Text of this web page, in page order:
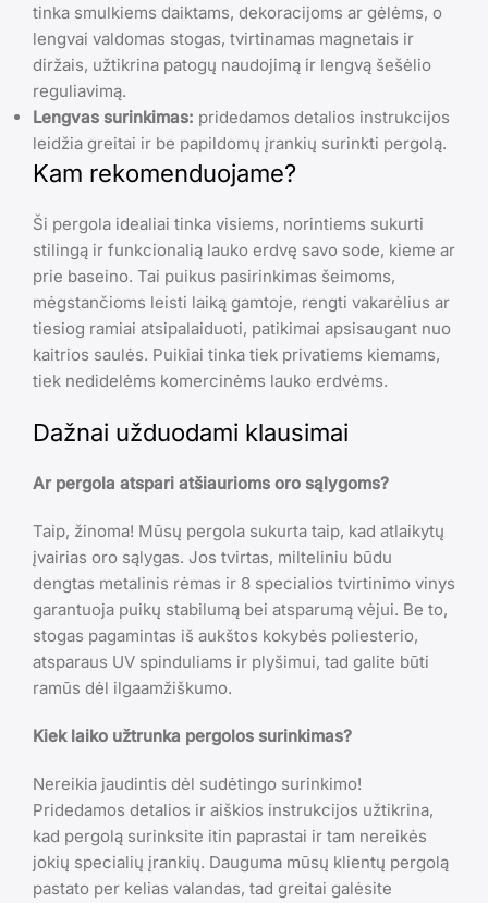
tinka smulkiems daiktams, dekoracijoms ar gėlėms, o
lengvai valdomas stogas, tvirtinamas magnetais ir
diržais, užtikrina patogų naudojimą ir lengvą šešėlio
reguliavimą.
Lengvas surinkimas: pridedamos detalios instrukcijos
leidžia greitai ir be papildomų įrankių surinkti pergolą.
Kam rekomenduojame?
Ši pergola idealiai tinka visiems, norintiems sukurti
stilingą ir funkcionalią lauko erdvę savo sode, kieme ar
prie baseino. Tai puikus pasirinkimas šeimoms,
mėgstančioms leisti laiką gamtoje, rengti vakarėlius ar
tiesiog ramiai atsipalaiduoti, patikimai apsisaugant nuo
kaitrios saulės. Puikiai tinka tiek privatiems kiemams,
tiek nedidelėms komercinėms lauko erdvėms.
Dažnai užduodami klausimai
Ar pergola atspari atšiaurioms oro sąlygoms?
Taip, žinoma! Mūsų pergola sukurta taip, kad atlaikytų
įvairias oro sąlygas. Jos tvirtas, milteliniu būdu
dengtas metalinis rėmas ir 8 specialios tvirtinimo vinys
garantuoja puikų stabilumą bei atsparumą vėjui. Be to,
stogas pagamintas iš aukštos kokybės poliesterio,
atsparaus UV spinduliams ir plyšimui, tad galite būti
ramūs dėl ilgaamžiškumo.
Kiek laiko užtrunka pergolos surinkimas?
Nereikia jaudintis dėl sudėtingo surinkimo!
Pridedamos detalios ir aiškios instrukcijos užtikrina,
kad pergolą surinksite itin paprastai ir tam nereikės
jokių specialių įrankių. Dauguma mūsų klientų pergolą
pastato per kelias valandas, tad greitai galėsite